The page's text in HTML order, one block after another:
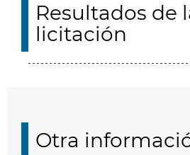
Resultados de
licitación
Otra